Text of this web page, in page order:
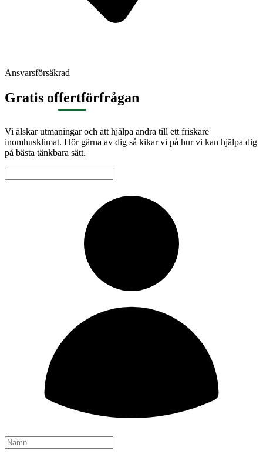
Ansvarsförsäkrad
Gratis offertförfrågan
Vi älskar utmaningar och att hjälpa andra till ett friskare
inomhusklimat. Hör gärna av dig så kikar vi på hur vi kan hjälpa dig
på bästa tänkbara sätt.